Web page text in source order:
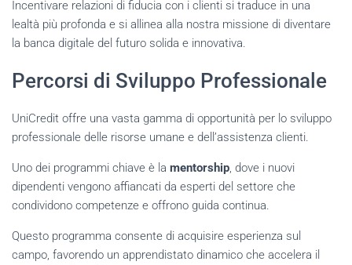
Incentivare relazioni di fiducia con i clienti si traduce in una
lealtà più profonda e si allinea alla nostra missione di diventare
la banca digitale del futuro solida e innovativa.
Percorsi di Sviluppo Professionale
UniCredit offre una vasta gamma di opportunità per lo sviluppo
professionale delle risorse umane e dell’assistenza clienti.
Uno dei programmi chiave è la mentorship, dove i nuovi
dipendenti vengono affiancati da esperti del settore che
condividono competenze e offrono guida continua.
Questo programma consente di acquisire esperienza sul
campo, favorendo un apprendistato dinamico che accelera il